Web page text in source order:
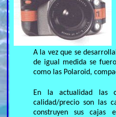
A la vez que se
de igual medida se
como las Polaroid,
En la actualidad las
calidad/precio son las
construyen sus cajas